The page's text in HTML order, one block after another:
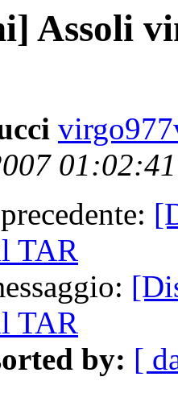
Assoli
TAR
TAR
by: [